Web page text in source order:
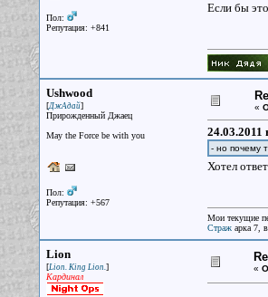
Пол:
Репутация: +841
Если бы
Ushwood
[ДжАдай]
Прирожденный Джаец
May the Force be with you
Пол:
Репутация: +567
«
24.03.2011
- но почему
Хотел
Мои текущие
Стражарка 7,
Lion
[Lion. King Lion.]
Кардинал
«